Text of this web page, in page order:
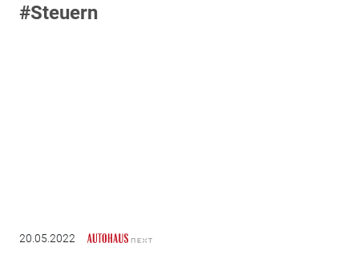
#Steuern
20.05.2022